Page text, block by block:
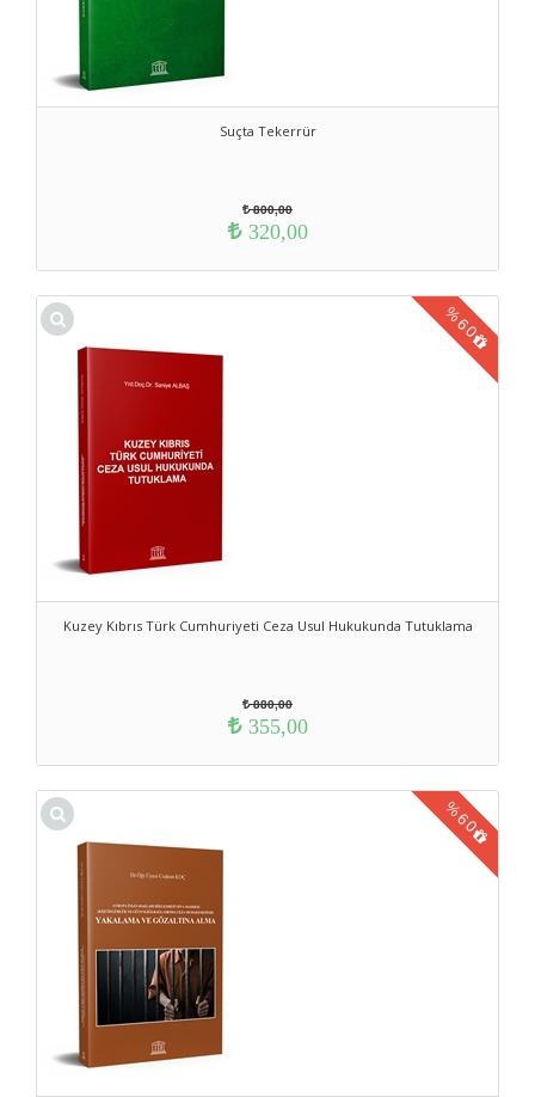
Suçta Tekerrür
800,00
320,00
Kuzey Kıbrıs Türk Cumhuriyeti Ceza Usul Hukukunda Tutuklama
%
60
880,00
355,00
%
60